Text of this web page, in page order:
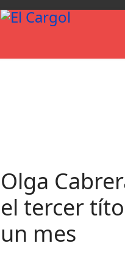
Olga
el tercer
un mes